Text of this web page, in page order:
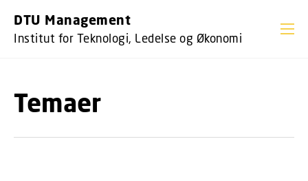
DTU Management
Institut for Teknologi, Ledelse og Økonomi
Temaer